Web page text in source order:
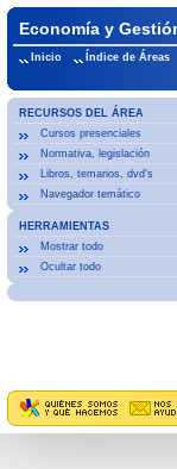
Economía y
Inicio Índice de Áreas
RECURSOS DEL ÁREA
Cursos presenciales
Normativa, legislación
Libros, temarios, dvd's
Navegador temático
HERRAMIENTAS
Mostrar todo
Ocultar todo